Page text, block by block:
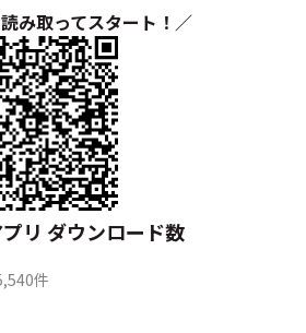
み取ってスタート！／
リ ダウンロード数
件